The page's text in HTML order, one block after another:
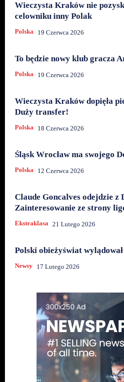
Wieczysta Kraków nie
celowniku inny Polak
Polska 19 Czerwca 2026
To będzie nowy klub gracza
Polska 19 Czerwca 2026
Wieczysta Kraków dopięła
Duży transfer!
Polska 18 Czerwca 2026
Śląsk Wrocław ma swojego
Polska 12 Czerwca 2026
Claude Goncalves odejdzie z
Zainteresowanie ze strony
Ekstraklasa 21 Lutego 2026
Polski obieżyświat
Newsy 17 Lutego 2026